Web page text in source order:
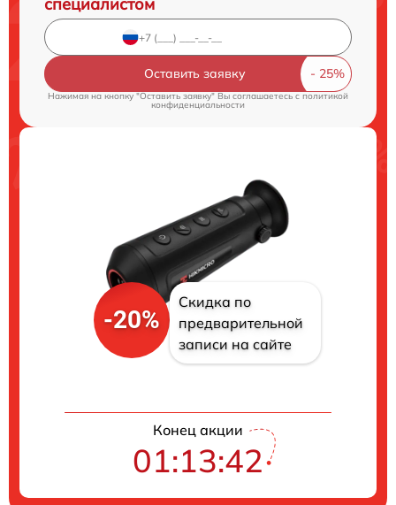
Оставить заявку
Нажимая на кнопку "Оставить заявку" Вы соглашаетесь cполитикой
конфиденциальности
-20%
Скидка по
предварительной
записи на сайте
Конец акции
01:13:41